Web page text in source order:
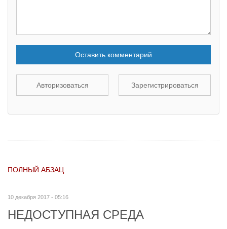
Оставить комментарий
Авторизоваться Зарегистрироваться
ПОЛНЫЙ АБЗАЦ
10 декабря 2017 - 05:16
НЕДОСТУПНАЯ СРЕДА